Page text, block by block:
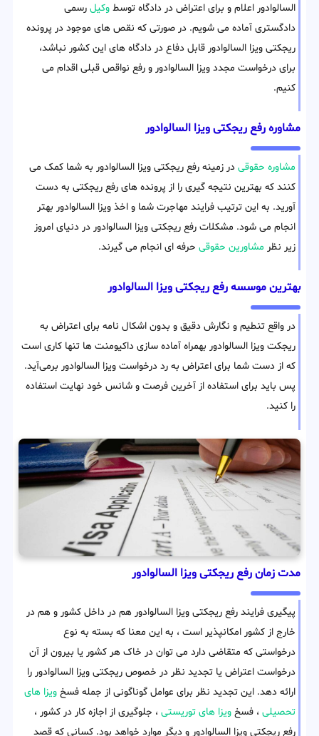
السالوادور اعلام و برای اعتراض در دادگاه توسط وکیل رسمی
دادگستری آماده می شویم. در صورتی که نقص های موجود در پرونده
ریجکتی ویزا السالوادور قابل دفاع در دادگاه های این کشور نباشد،
برای درخواست مجدد ویزا السالوادور و رفع نواقص قبلی اقدام می
کنیم.
مشاوره رفع ریجکتی ویزا السالوادور
مشاوره حقوقی در زمینه رفع ریجکتی ویزا السالوادور به شما کمک می
کنند که بهترین نتیجه گیری را از پرونده های رفع ریجکتی به دست
آورید. به این ترتیب فرایند مهاجرت شما و اخذ ویزا السالوادور بهتر
انجام می شود. مشکلات رفع ریجکتی ویزا السالوادور در دنیای امروز
زیر نظر مشاورین حقوقی حرفه ای انجام می گیرند.
بهترین موسسه رفع ریجکتی ویزا السالوادور
در واقع تنطیم و نگارش دقیق و بدون اشکال نامه برای اعتراض به
ریجکت ویزا السالوادور بهمراه آماده سازی داکیومنت ها تنها کاری است
که از دست شما برای اعتراض به رد درخواست ویزا السالوادور برمی‌آید.
پس باید برای استفاده از آخرین فرصت و شانس خود نهایت استفاده
را کنید.
مدت زمان رفع ریجکتی ویزا السالوادور
پیگیری فرایند رفع ریجکتی ویزا السالوادور هم در داخل کشور و هم در
خارج از کشور امکانپذیر است ، به این معنا که بسته به نوع
درخواستی که متقاضی دارد می توان در خاک هر کشور یا بیرون از آن
درخواست اعتراض یا تجدید نظر در خصوص ریجکتی ویزا السالوادور را
ارائه دهد. این تجدید نظر برای عوامل گوناگونی از جمله فسخ ویزا های
تحصیلی ، فسخ ویزا های توریستی ، جلوگیری از اجازه کار در کشور ،
رفع ریجکتی ویزا السالوادور و دیگر موارد خواهد بود. کسانی که قصد